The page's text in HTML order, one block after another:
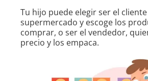
Tu hijo puede elegir ser el
supermercado y escoge los
comprar, o ser el vendedor,
precio y los empaca.